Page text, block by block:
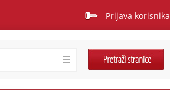
Prijava korisnika